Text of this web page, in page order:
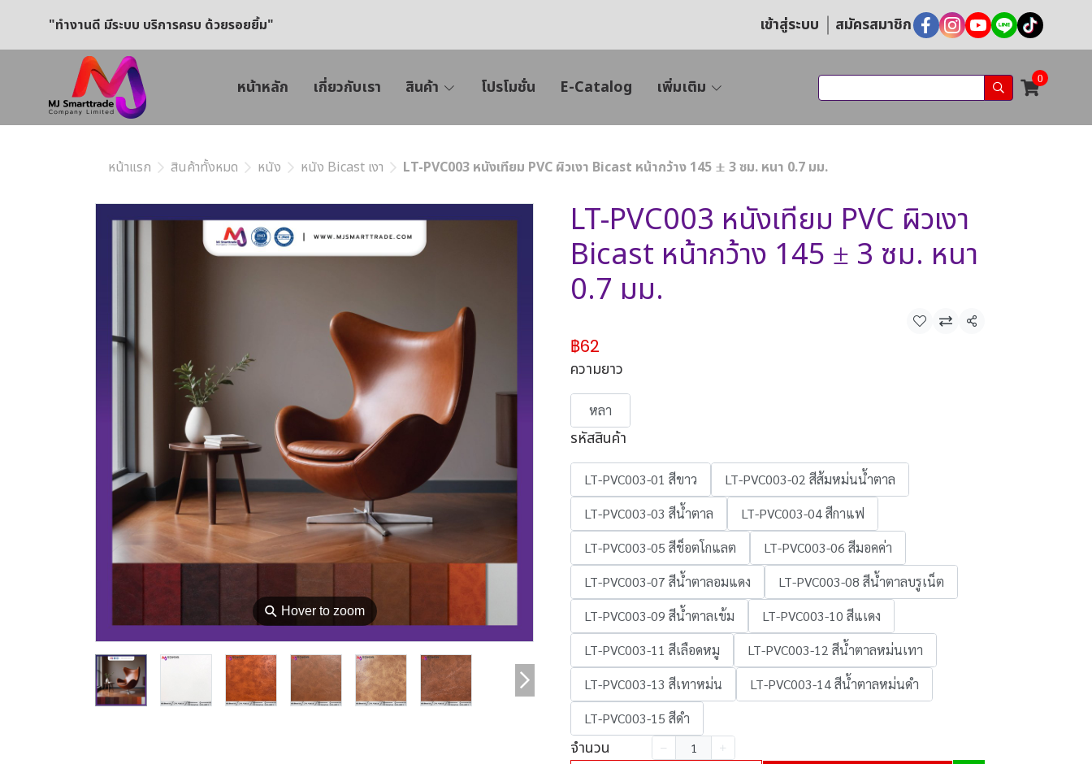
"ทำงานดี มีระบบ บริการครบ ด้วยรอยยิ้ม" เข้าสู่ระบบ สมัครสมาชิก
หน้าหลัก เกี่ยวกับเรา สินค้า โปรโมชั่น E-Catalog เพิ่มเติม 0
หน้าแรก สินค้าทั้งหมด หนัง หนัง Bicast เงา LT-PVC003 หนังเทียม PVC ผิวเงา Bicast หน้ากว้าง 145 ± 3 ซม. หนา 0.7 มม.
⚲ Hover to zoom
LT-PVC003 หนังเทียม PVC ผิวเงา
Bicast หน้ากว้าง 145 ± 3 ซม. หนา
0.7 มม.
แชร์
฿62
ความยาว
หลา
รหัสสินค้า
LT-PVC003-01 สีขาว
LT-PVC003-02 สีส้มหม่นน้ำตาล
LT-PVC003-03 สีน้ำตาล
LT-PVC003-04 สีกาแฟ
LT-PVC003-05 สีช็อตโกแลต
LT-PVC003-06 สีมอคค่า
LT-PVC003-07 สีน้ำตาลอมแดง
LT-PVC003-08 สีน้ำตาลบรูเน็ต
LT-PVC003-09 สีน้ำตาลเข้ม
LT-PVC003-10 สีแเดง
LT-PVC003-11 สีเลือดหมู
LT-PVC003-12 สีน้ำตาลหม่นเทา
LT-PVC003-13 สีเทาหม่น
LT-PVC003-14 สีน้ำตาลหม่นดำ
LT-PVC003-15 สีดำ
จำนวน